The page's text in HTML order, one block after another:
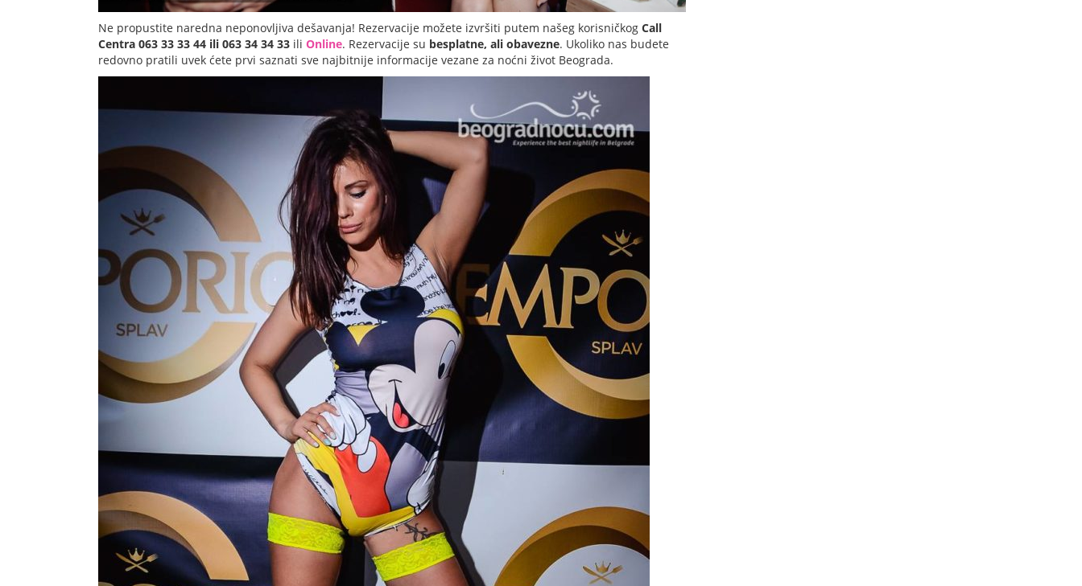
Ne propustite naredna neponovljiva dešavanja! Rezervacije možete izvršiti putem našeg korisničkog Call
Centra 063 33 33 44 ili 063 34 34 33 ili Online. Rezervacije su besplatne, ali obavezne. Ukoliko nas budete
redovno pratili uvek ćete prvi saznati sve najbitnije informacije vezane za noćni život Beograda.